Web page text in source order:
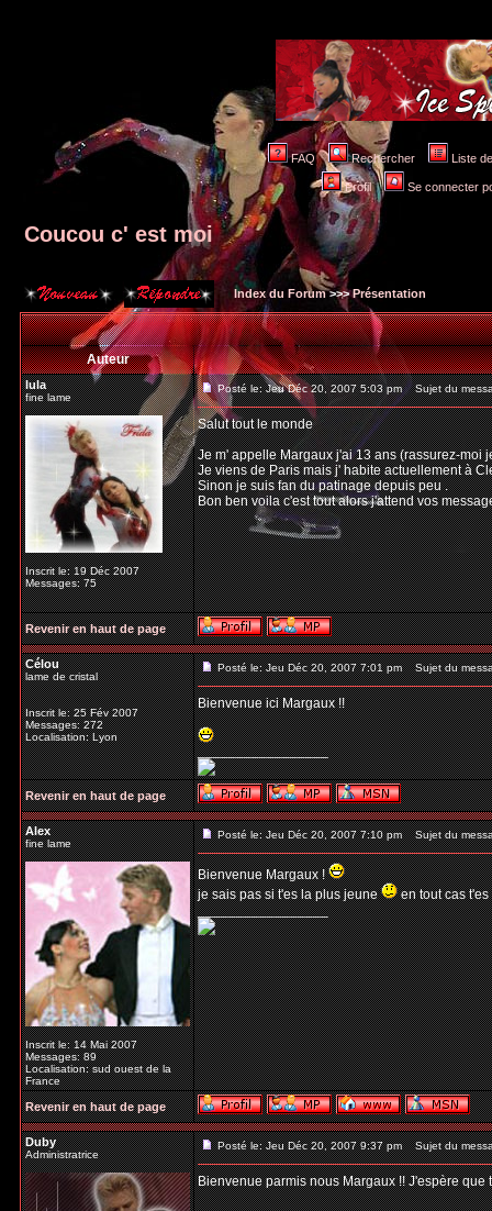
FAQ Rechercher Liste
Profil Se connecter
Coucou c' est moi
Index du Forum>>>Présentation
Auteur
lula
fine lame
Inscrit le: 19 Déc 2007
Messages: 75
Posté le: Jeu Déc 20, 2007 5:03 pm Sujet du
Salut tout le monde
Je m' appelle Margaux j'ai 13 ans (rassurez-moi
Je viens de Paris mais j' habite actuellement à
Sinon je suis fan du patinage depuis peu .
Bon ben voila c'est tout alors j'attend vos
Revenir en haut de page
Célou
lame de cristal
Inscrit le: 25 Fév 2007
Messages: 272
Localisation: Lyon
Posté le: Jeu Déc 20, 2007 7:01 pm Sujet du
Bienvenue ici Margaux !!
_________________
Revenir en haut de page
Alex
fine lame
Inscrit le: 14 Mai 2007
Messages: 89
Localisation: sud ouest de la
France
Posté le: Jeu Déc 20, 2007 7:10 pm Sujet du
Bienvenue Margaux !
je sais pas si t'es la plus jeune
en tout cas
_________________
Revenir en haut de page
Duby
Administratrice
Posté le: Jeu Déc 20, 2007 9:37 pm Sujet du
Bienvenue parmis nous Margaux !! J'espère